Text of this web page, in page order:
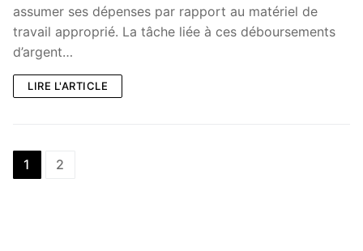
assumer ses dépenses par rapport au matériel de
travail approprié. La tâche liée à ces déboursements
d’argent…
LIRE L'ARTICLE
Posts
1 2